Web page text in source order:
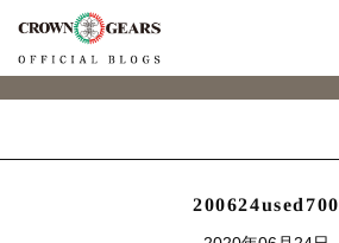
200624used700